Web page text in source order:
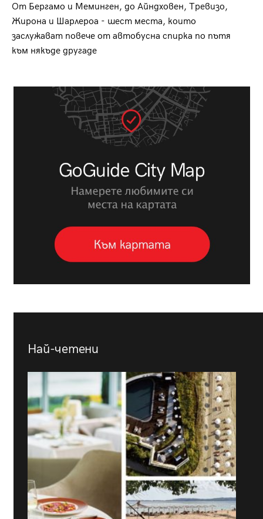
От Бергамо и Меминген, до Айндховен, Тревизо,
Жирона и Шарлероа - шест места, които
заслужават повече от автобусна спирка по пътя
към някъде другаде
Най-четени